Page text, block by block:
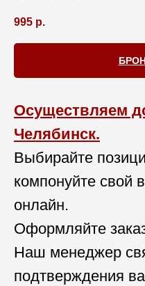
995 р.
Осуществляем
Челябинск.
Выбирайте
компонуйте свой
онлайн.
Оформляйте
Наш менеджер
подтверждения